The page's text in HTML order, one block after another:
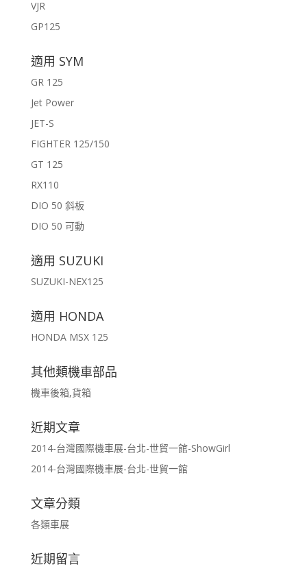
VJR
GP125
適用 SYM
GR 125
Jet Power
JET-S
FIGHTER 125/150
GT 125
RX110
DIO 50 斜板
DIO 50 可動
適用 SUZUKI
SUZUKI-NEX125
適用 HONDA
HONDA MSX 125
其他類機車部品
機車後箱,貨箱
近期文章
2014-台灣國際機車展-台北-世貿一館-ShowGirl
2014-台灣國際機車展-台北-世貿一館
文章分類
各類車展
近期留言